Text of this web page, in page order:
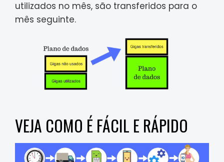
utilizados no mês, são transferidos para o
mês seguinte.
VEJA COMO É FÁCIL E RÁPIDO